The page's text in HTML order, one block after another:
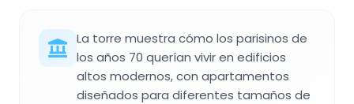
La torre muestra cómo los parisinos de
los años 70 querían vivir en edificios
altos modernos, con apartamentos
diseñados para diferentes tamaños de